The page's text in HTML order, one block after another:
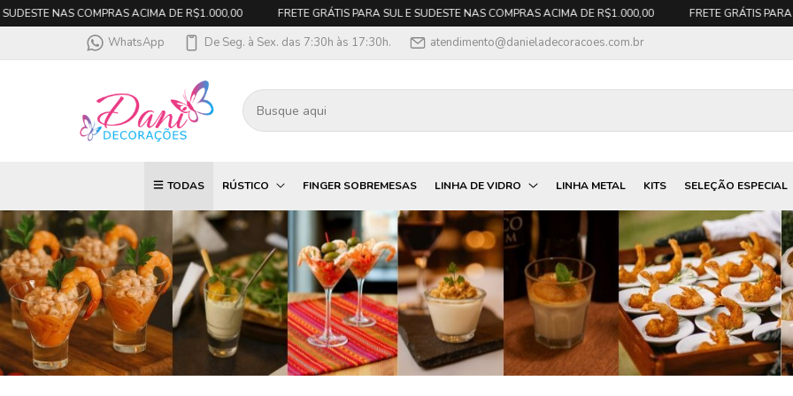
NAS COMPRAS ACIMA DE R$1.000,00 FRETE GRÁTIS PARA SUL E SUDESTE NAS COMPRAS ACIMA DE R$1.000,00 FRETE GRÁTIS PARA SUL E
WhatsApp De Seg. à Sex. das 7:30h às 17:30h. atendimento@danieladecoracoes.com.br
TODAS RÚSTICO FINGER SOBREMESAS LINHA DE VIDRO LINHA METAL KITS SELEÇÃO ESPECIAL